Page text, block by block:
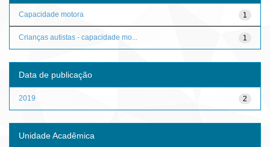
1
Capacidade motora
1
Crianças autistas - capacidade mo...
Data de publicação
2
2019
Unidade Acadêmica